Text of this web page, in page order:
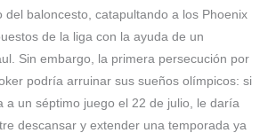
del baloncesto, catapultando a los Phoenix
de la liga con la ayuda de un
Sin embargo, la primera persecución por
podría arruinar sus sueños olímpicos: si
a un séptimo juego el 22 de julio, le daría
descansar y extender una temporada ya